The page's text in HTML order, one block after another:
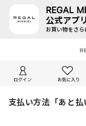
REGAL
公式アプリ
お買い物をさ
ログイン お気に入り
支払い方法「あと